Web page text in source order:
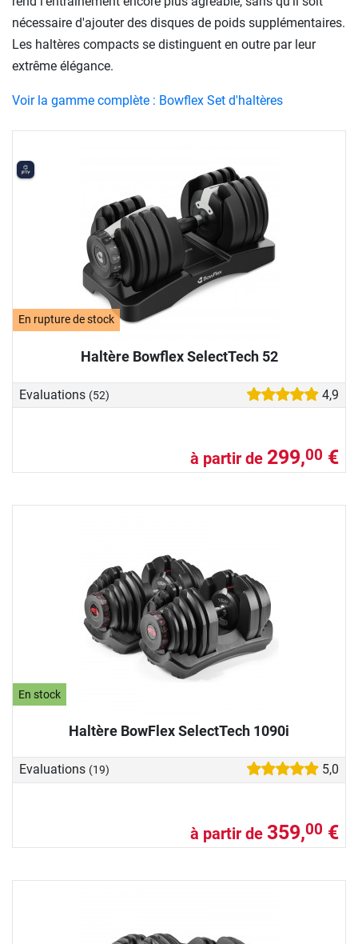
En rupture de stock
Haltère Bowflex SelectTech 52
Evaluations (52) 4,9
à partir de 299,00 €
En stock
Haltère BowFlex SelectTech 1090i
Evaluations (19) 5,0
à partir de 359,00 €
nécessaire d'ajouter des disques de poids supplémentaires.
Les haltères compacts se distinguent en outre par leur
extrême élégance.
Voir la gamme complète : Bowflex Set d'haltères